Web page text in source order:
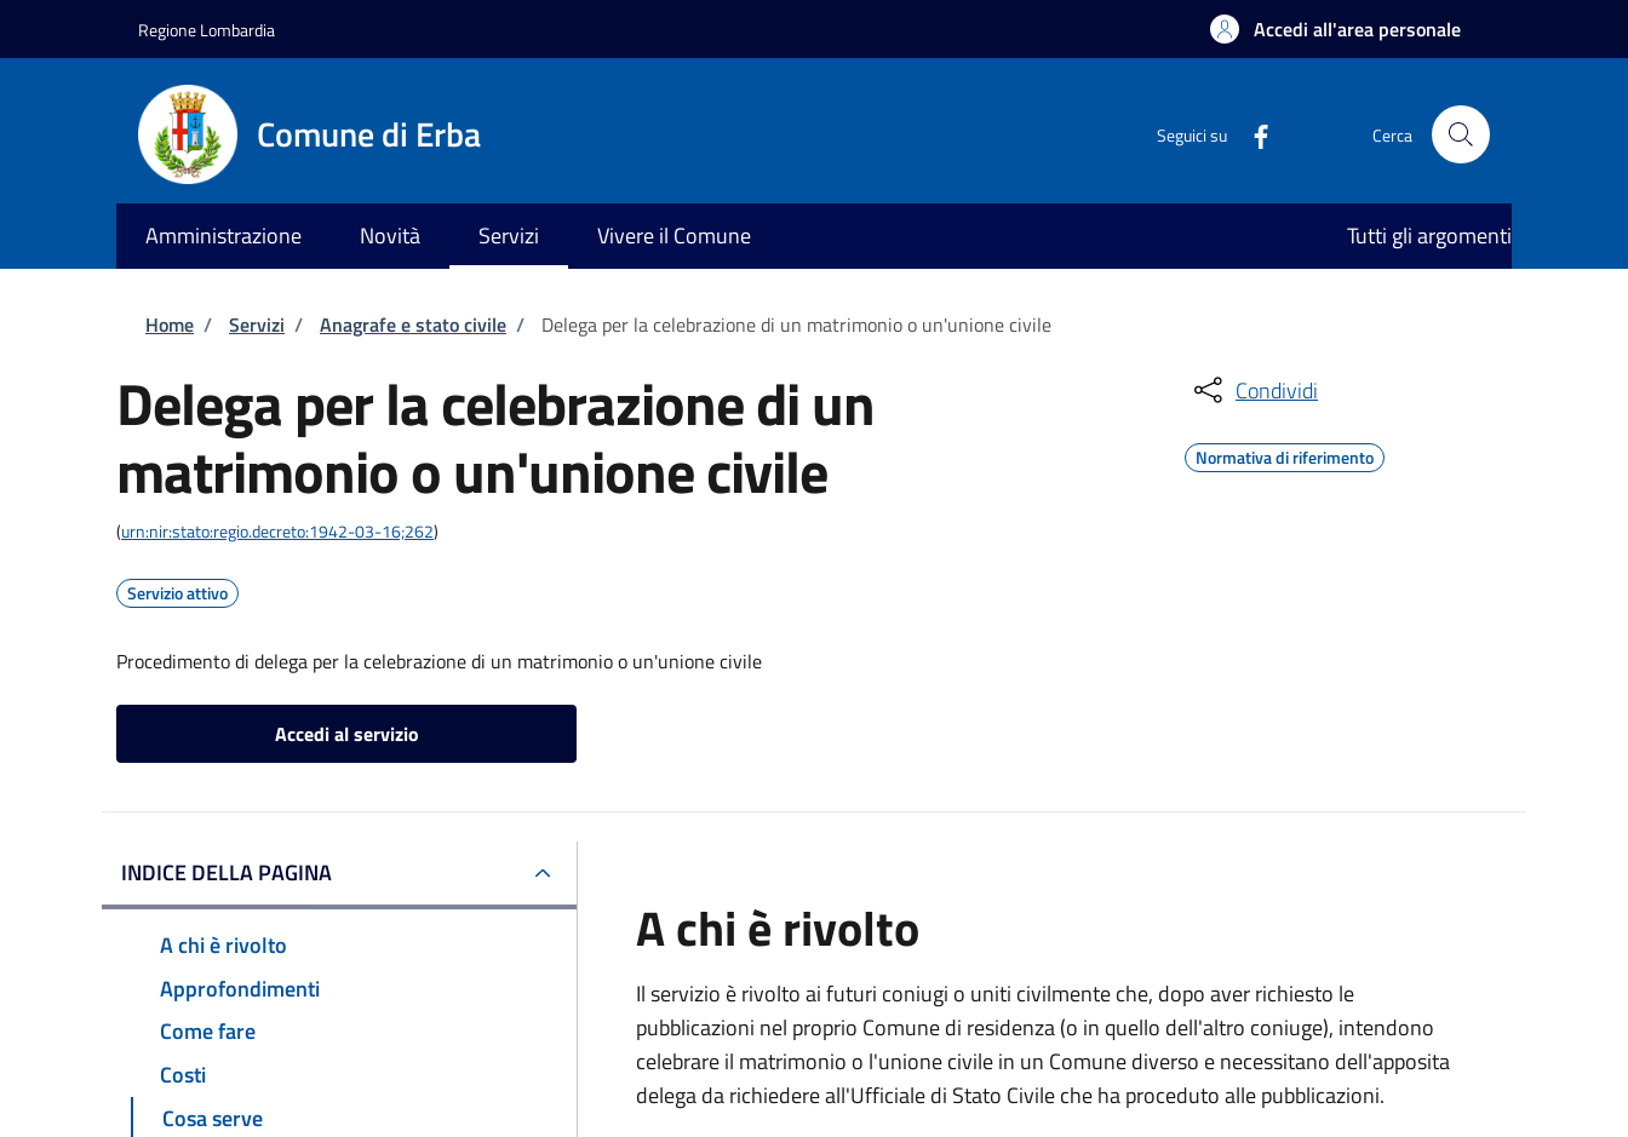
Regione Lombardia Accedi all'area personale
Comune di Erba Seguici su Cerca
Amministrazione Novità Servizi Vivere il Comune Tutti gli argomenti
Briciole di pane
Home / Servizi / Anagrafe e stato civile / Delega per la celebrazione di un matrimonio o un'unione civile
Delega per la celebrazione di un
matrimonio o un'unione civile
(urn:nir:stato:regio.decreto:1942-03-16;262)
Servizio attivo
Procedimento di delega per la celebrazione di un matrimonio o un'unione civile
Accedi al servizio
Condividi
Normativa di riferimento
INDICE DELLA PAGINA
A chi è rivolto
Approfondimenti
Come fare
Costi
Cosa serve
A chi è rivolto
Il servizio è rivolto ai futuri coniugi o uniti civilmente che, dopo aver richiesto le
pubblicazioni nel proprio Comune di residenza (o in quello dell'altro coniuge), intendono
celebrare il matrimonio o l'unione civile in un Comune diverso e necessitano dell'apposita
delega da richiedere all'Ufficiale di Stato Civile che ha proceduto alle pubblicazioni.